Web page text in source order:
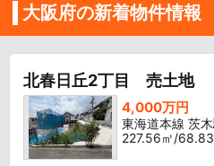
大阪府の新着物件情報
北春日丘2丁目 売土地
4,000万円
東海道本線 茨
227.56㎡/